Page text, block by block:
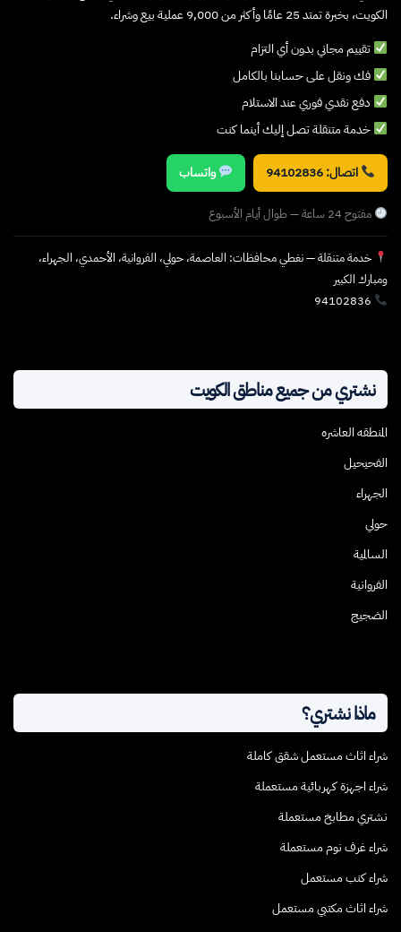
الكويت، بخبرة تمتد 25 عامًا وأكثر من 9,000 عملية بيع وشراء.
تقييم مجاني بدون أي التزام
فك ونقل على حسابنا بالكامل
دفع نقدي فوري عند الاستلام
خدمة متنقلة تصل إليك أينما كنت
اتصال: 94102836 واتساب
مفتوح 24 ساعة — طوال أيام الأسبوع
خدمة متنقلة — نغطي محافظات: العاصمة، حولي، الفروانية، الأحمدي، الجهراء،
ومبارك الكبير
94102836
نشتري من جميع مناطق الكويت
المنطقه العاشره
الفحيحيل
الجهراء
حولي
السالمية
الفروانية
الضجيج
ماذا نشتري؟
شراء اثاث مستعمل شقق كاملة
شراء اجهزة كهربائية مستعملة
نشتري مطابخ مستعملة
شراء غرف نوم مستعملة
شراء كنب مستعمل
شراء اثاث مكتبي مستعمل